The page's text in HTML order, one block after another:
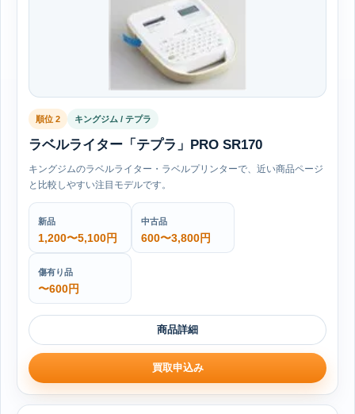
順位 2 キングジム / テプラ
ラベルライター「テプラ」PRO SR170
キングジムのラベルライター・ラベルプリンターで、近い商品ページ
と比較しやすい注目モデルです。
新品
1,200〜5,100円
中古品
600〜3,800円
傷有り品
〜600円
商品詳細
買取申込み